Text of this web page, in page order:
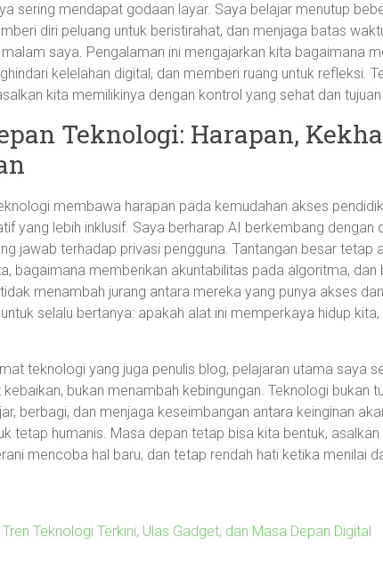
sering mendapat godaan layar. Saya belajar menutup
diri peluang untuk beristirahat, dan menjaga batas
saya. Pengalaman ini mengajarkan kita bagaimana
kelelahan digital, dan memberi ruang untuk refleksi.
kita memilikinya dengan kontrol yang sehat dan
Teknologi: Harapan,
membawa harapan pada kemudahan akses
yang lebih inklusif. Saya berharap AI berkembang dengan
jawab terhadap privasi pengguna. Tantangan besar tetap
bagaimana memberikan akuntabilitas pada algoritma,
menambah jurang antara mereka yang punya akses
selalu bertanya: apakah alat ini memperkaya hidup
teknologi yang juga penulis blog, pelajaran utama saya
bukan menambah kebingungan. Teknologi bukan
berbagi, dan menjaga keseimbangan antara keinginan
tetap humanis. Masa depan tetap bisa kita bentuk,
mencoba hal baru, dan tetap rendah hati ketika menilai
Teknologi Terkini, Ulas Gadget, dan Masa Depan Digital